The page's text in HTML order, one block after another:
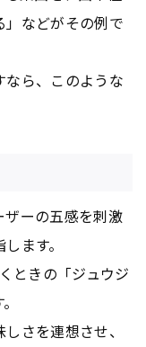
」などがその例で
なら、このような
ーの五感を刺激
ます。
ときの「ジュウジ
さを連想させ、